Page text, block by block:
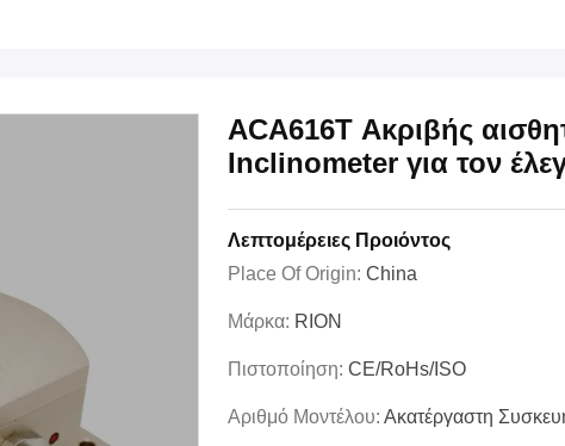
ACA616T Ακριβής
Inclinometer για τον
Λεπτομέρειες Προιόντος
Place Of Origin: China
Μάρκα: RION
Πιστοποίηση: CE/RoHs/ISO
Αριθμό Μοντέλου: Ακατέργαστη